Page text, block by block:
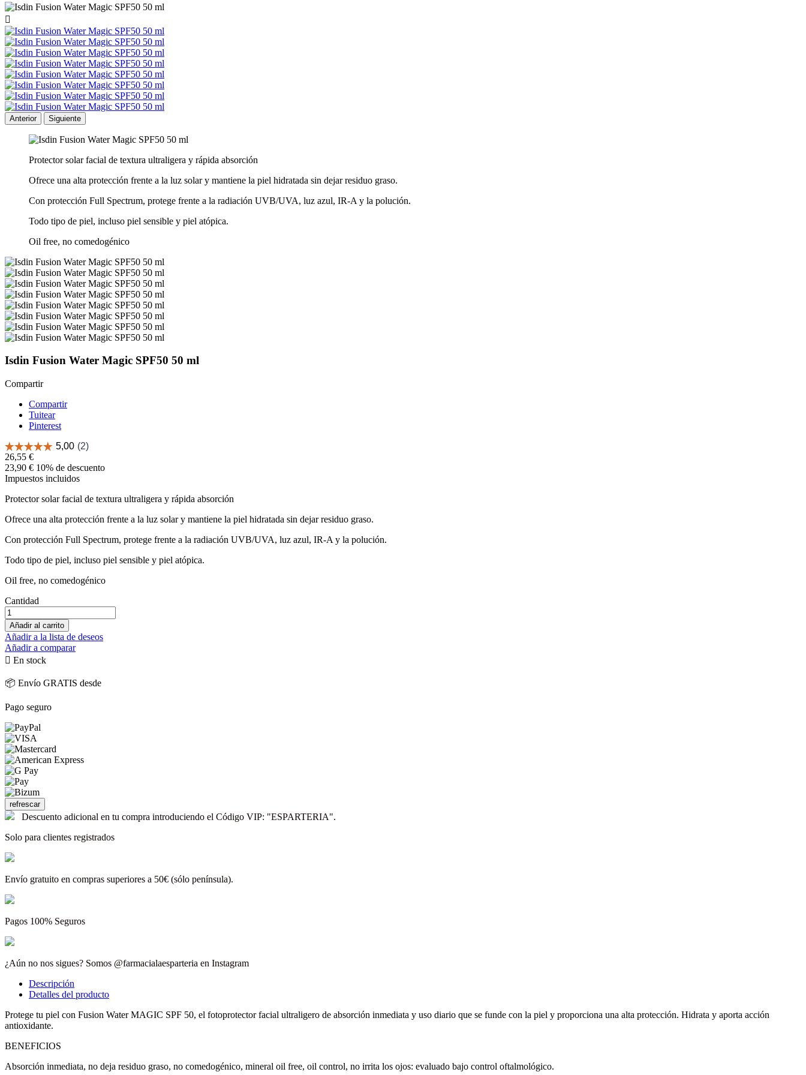

Anterior Siguiente
Protector solar facial de textura ultraligera y rápida absorción
Ofrece una alta protección frente a la luz solar y mantiene la piel hidratada sin dejar residuo graso.
Con protección Full Spectrum, protege frente a la radiación UVB/UVA, luz azul, IR-A y la polución.
Todo tipo de piel, incluso piel sensible y piel atópica.
Oil free, no comedogénico
Isdin Fusion Water Magic SPF50 50 ml
Compartir
Compartir
Tuitear
Pinterest
26,55 €
23,90 € 10% de descuento
Impuestos incluidos
Protector solar facial de textura ultraligera y rápida absorción
Ofrece una alta protección frente a la luz solar y mantiene la piel hidratada sin dejar residuo graso.
Con protección Full Spectrum, protege frente a la radiación UVB/UVA, luz azul, IR-A y la polución.
Todo tipo de piel, incluso piel sensible y piel atópica.
Oil free, no comedogénico
Cantidad
Añadir al carrito
Añadir a la lista de deseos
Añadir a comparar
 En stock
📦 Envío GRATIS desde
Pago seguro
Descuento adicional en tu compra introduciendo el Código VIP: "ESPARTERIA".
Solo para clientes registrados
Envío gratuito en compras superiores a 50€ (sólo península).
Pagos 100% Seguros
¿Aún no nos sigues? Somos @farmacialaesparteria en Instagram
Descripción
Detalles del producto
Protege tu piel con Fusion Water MAGIC SPF 50, el fotoprotector facial ultraligero de absorción inmediata y uso diario que se funde con la piel y proporciona una alta protección. Hidrata y aporta acción
antioxidante.
BENEFICIOS
Absorción inmediata, no deja residuo graso, no comedogénico, mineral oil free, oil control, no irrita los ojos: evaluado bajo control oftalmológico.